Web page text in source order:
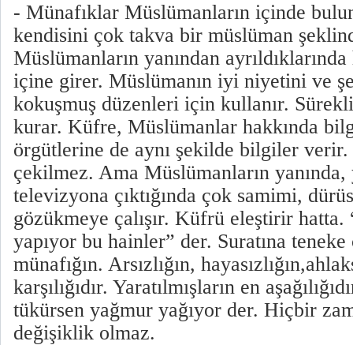
- Münafıklar Müslümanların içinde
kendisini çok takva bir müslüman
Müslümanların yanından
içine girer. Müslümanın iyi niyetini ve
kokuşmuş düzenleri için kullanır.
kurar. Küfre, Müslümanlar hakkında
örgütlerine de aynı şekilde bilgiler verir.
çekilmez. Ama Müslümanların
televizyona çıktığında çok samimi,
gözükmeye çalışır. Küfrü eleştirir hatta.
yapıyor bu hainler” der. Suratına
münafığın. Arsızlığın,
karşılığıdır. Yaratılmışların en
tükürsen yağmur yağıyor der. Hiçbir
değişiklik olmaz.